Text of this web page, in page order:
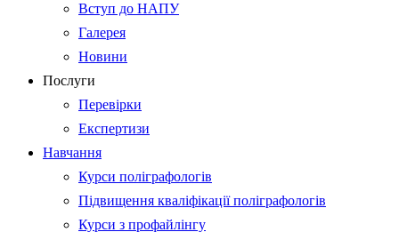
Вступ до НАПУ
Галерея
Новини
Послуги
Перевірки
Експертизи
Навчання
Курси поліграфологів
Підвищення кваліфікації поліграфологів
Курси з профайлінгу